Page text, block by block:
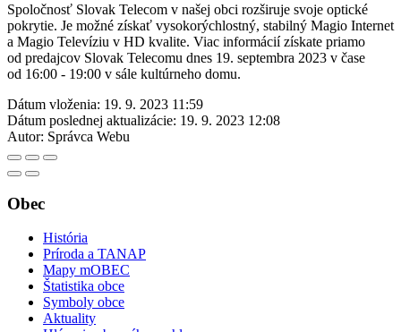
Spoločnosť Slovak Telecom v našej obci rozširuje svoje optické
pokrytie. Je možné získať vysokorýchlostný, stabilný Magio Internet
a Magio Televíziu v HD kvalite. Viac informácií získate priamo
od predajcov Slovak Telecomu dnes 19. septembra 2023 v čase
od 16:00 - 19:00 v sále kultúrneho domu.
Dátum vloženia: 19. 9. 2023 11:59
Dátum poslednej aktualizácie: 19. 9. 2023 12:08
Autor: Správca Webu
Obec
História
Príroda a TANAP
Mapy mOBEC
Štatistika obce
Symboly obce
Aktuality